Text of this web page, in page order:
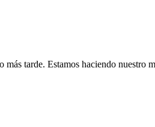
tarde. Estamos haciendo nuestro